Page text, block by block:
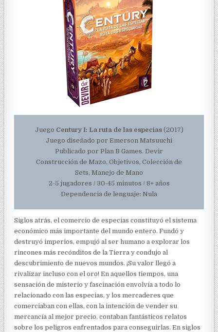
Juego Century I: La ruta de las especias(2017)
Juego diseñado por Emerson Matsuuchi
Publicado por Plan B Games. Devir
Construcción de Mazo, Objetivos, Colección de
Sets, Manejo de Mano
2-5 jugadores / 30-45 minutos / 8+ años
Dependencia de lenguaje: Nula
Siglos atrás, el comercio de especias constituyó el sistema
económico más importante del mundo entero. Fundó y
destruyó imperios, empujó al ser humano a explorar los
rincones más recónditos de la Tierra y condujo al
descubrimiento de nuevos mundos. ¡Su valor llegó a
rivalizar incluso con el oro! En aquellos tiempos, una
sensación de misterio y fascinación envolvía a todo lo
relacionado con las especias, y los mercaderes que
comerciaban con ellas, con la intención de vender su
mercancía al mejor precio, contaban fantásticos relatos
sobre los peligros enfrentados para conseguirlas. En siglos